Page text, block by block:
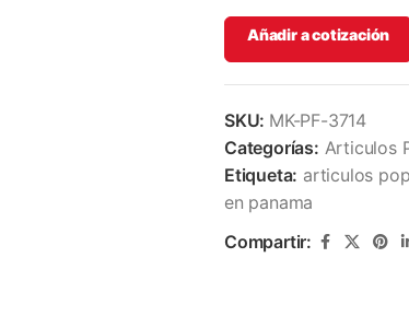
Añadir a cotización
SKU: MK-PF-3714
Categorías: Articulos
Etiqueta: articulos
en panama
Compartir: